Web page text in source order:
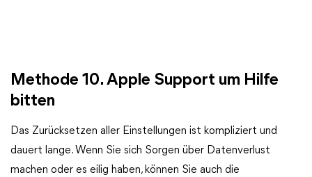
Methode 10. Apple Support um Hilfe
bitten
Das Zurücksetzen aller Einstellungen ist kompliziert und
dauert lange. Wenn Sie sich Sorgen über Datenverlust
machen oder es eilig haben, können Sie auch die